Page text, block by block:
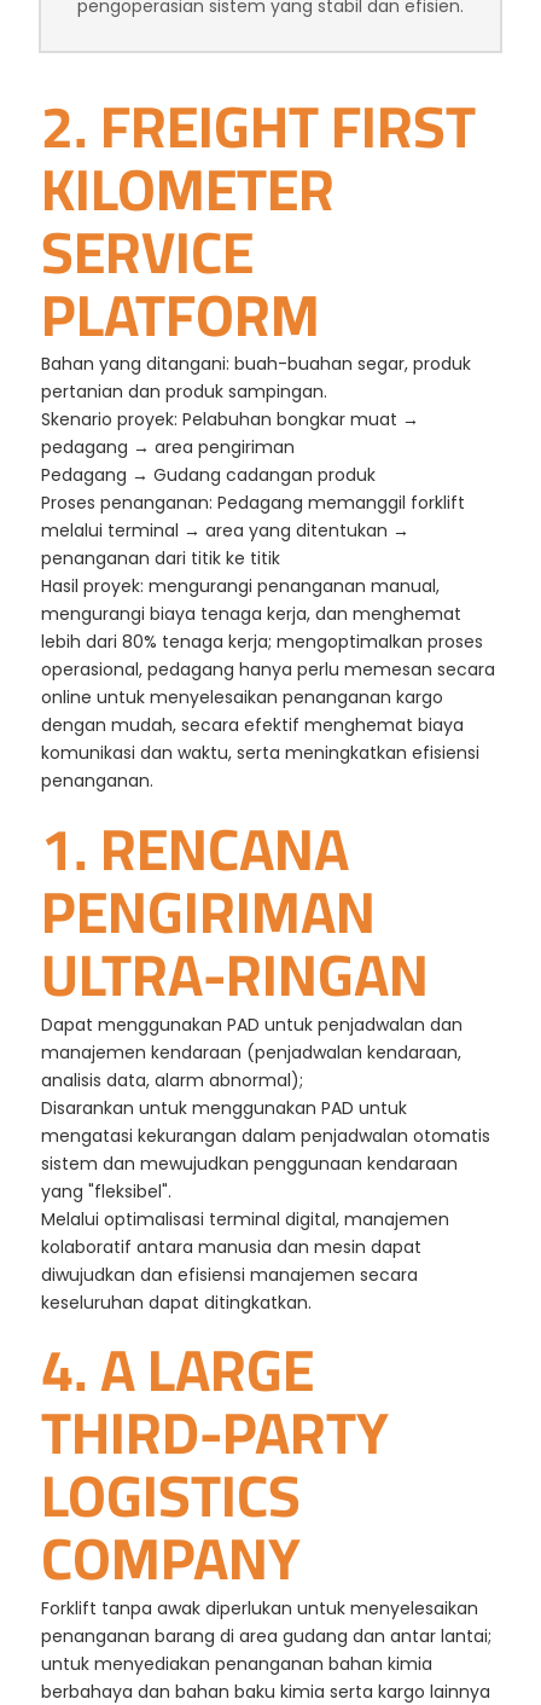
pengoperasian sistem yang stabil dan efisien.
1. RENCANA
PENGIRIMAN
ULTRA-RINGAN
Dapat menggunakan PAD untuk penjadwalan dan
manajemen kendaraan (penjadwalan kendaraan,
analisis data, alarm abnormal);
Disarankan untuk menggunakan PAD untuk
mengatasi kekurangan dalam penjadwalan otomatis
sistem dan mewujudkan penggunaan kendaraan
yang "fleksibel".
Melalui optimalisasi terminal digital, manajemen
kolaboratif antara manusia dan mesin dapat
diwujudkan dan efisiensi manajemen secara
keseluruhan dapat ditingkatkan.
2. FREIGHT FIRST
KILOMETER
SERVICE
PLATFORM
Bahan yang ditangani: buah-buahan segar, produk
pertanian dan produk sampingan.
Skenario proyek: Pelabuhan bongkar muat →
pedagang → area pengiriman
Pedagang → Gudang cadangan produk
Proses penanganan: Pedagang memanggil forklift
melalui terminal → area yang ditentukan →
penanganan dari titik ke titik
Hasil proyek: mengurangi penanganan manual,
mengurangi biaya tenaga kerja, dan menghemat
lebih dari 80% tenaga kerja; mengoptimalkan proses
operasional, pedagang hanya perlu memesan secara
online untuk menyelesaikan penanganan kargo
dengan mudah, secara efektif menghemat biaya
komunikasi dan waktu, serta meningkatkan efisiensi
penanganan.
4. A LARGE
THIRD-PARTY
LOGISTICS
COMPANY
Forklift tanpa awak diperlukan untuk menyelesaikan
penanganan barang di area gudang dan antar lantai;
untuk menyediakan penanganan bahan kimia
berbahaya dan bahan baku kimia serta kargo lainnya